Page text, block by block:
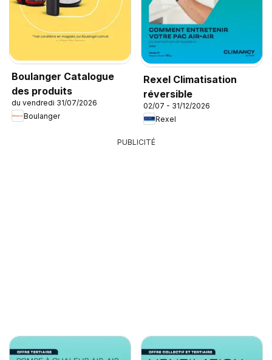
Boulanger Catalogue
des produits
du vendredi 31/07/2026
Boulanger
Rexel Climatisation
réversible
02/07 - 31/12/2026
Rexel
PUBLICITÉ